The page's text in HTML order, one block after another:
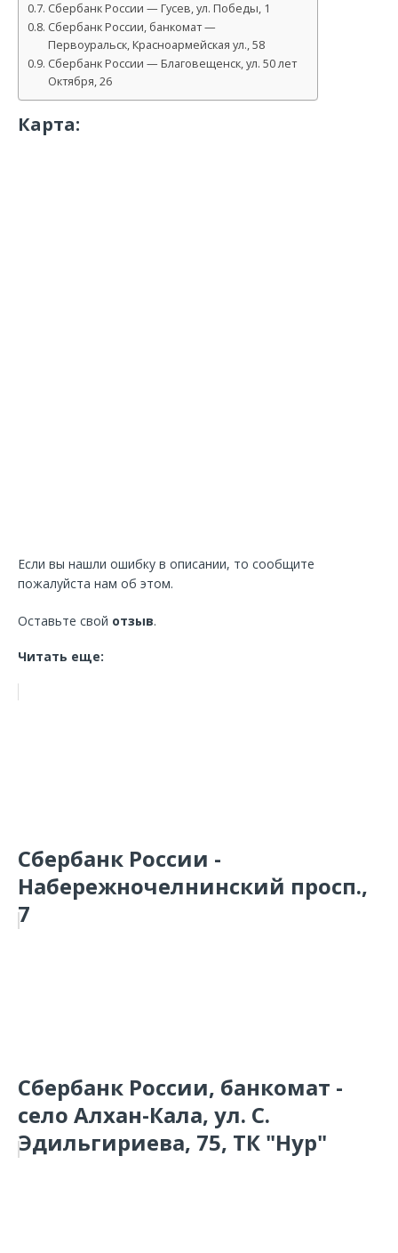
Сбербанк России — Гусев, ул. Победы, 1
Сбербанк России, банкомат —
Первоуральск, Красноармейская ул., 58
Сбербанк России — Благовещенск, ул. 50 лет
Октября, 26
Карта:
Если вы нашли ошибку в описании, то сообщите
пожалуйста нам об этом.
Оставьте свой отзыв.
Читать еще:
Сбербанк России -
Набережночелнинский просп.,
7
Сбербанк России, банкомат -
село Алхан-Кала, ул. С.
Эдильгириева, 75, ТК "Нур"